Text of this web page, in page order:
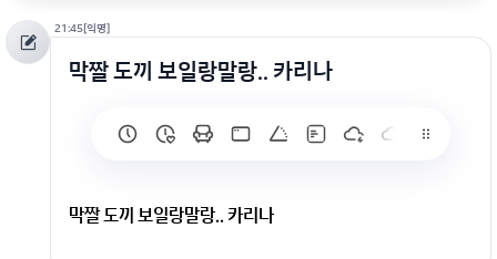
21:45[익명]
막짤 도끼 보일랑말랑.. 카리나
막짤 도끼 보일랑말랑.. 카리나